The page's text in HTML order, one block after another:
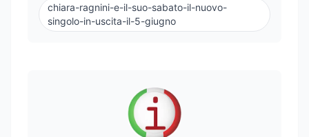
chiara-ragnini-e-il-suo-sabato-il-nuovo-
singolo-in-uscita-il-5-giugno